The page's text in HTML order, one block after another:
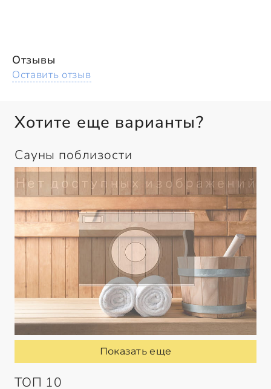
Отзывы
Оставить отзыв
Хотите еще варианты?
Сауны поблизости
Показать еще
ТОП 10